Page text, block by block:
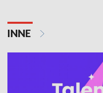
INNE